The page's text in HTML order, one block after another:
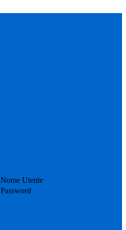
Nome Utente
Password